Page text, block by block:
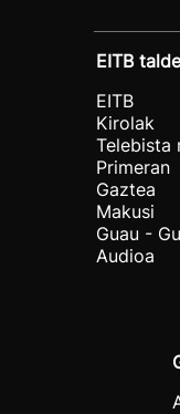
EITB
EITB
Kirolak
Telebista
Primeran
Gaztea
Makusi
Guau -
Audioa